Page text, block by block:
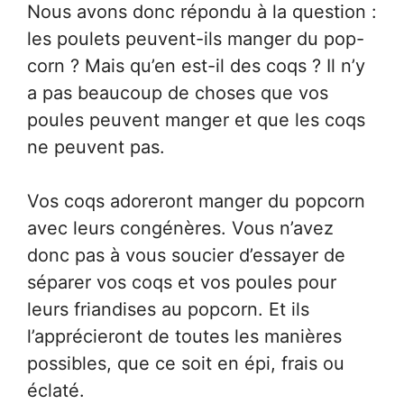
Nous avons donc répondu à la question :
les poulets peuvent-ils manger du pop-
corn ? Mais qu’en est-il des coqs ? Il n’y
a pas beaucoup de choses que vos
poules peuvent manger et que les coqs
ne peuvent pas.
Vos coqs adoreront manger du popcorn
avec leurs congénères. Vous n’avez
donc pas à vous soucier d’essayer de
séparer vos coqs et vos poules pour
leurs friandises au popcorn. Et ils
l’apprécieront de toutes les manières
possibles, que ce soit en épi, frais ou
éclaté.